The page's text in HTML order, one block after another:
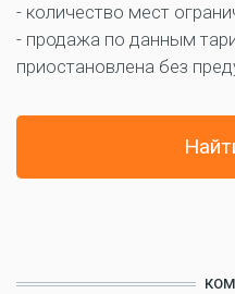
- количество мест
- продажа по данным
приостановлена без